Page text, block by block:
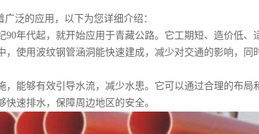
泛的应用，以下为您详细介绍：
年代起，就开始应用于青藏公路。它工期短、造价低、
使用波纹钢管涵洞能快速建成，减少对交通的影响，同
够有效引导水流，减少水患。它可以通过合理的布局
速排水，保障周边地区的安全。